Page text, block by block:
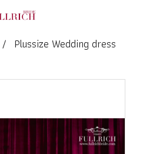
Plussize Wedding dress